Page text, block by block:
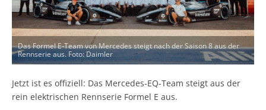
Das Formel E-Team von Mercedes steigt nach der Saison 8 aus der
Rennserie aus. Foto: Daimler
Jetzt ist es offiziell: Das Mercedes-EQ-Team steigt aus der
rein elektrischen Rennserie Formel E aus.